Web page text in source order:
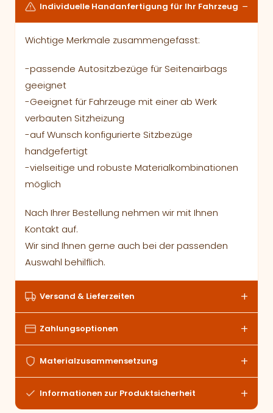
Individuelle Handanfertigung für Ihr Fahrzeug
Wichtige Merkmale zusammengefasst:
-passende Autositzbezüge für Seitenairbags
geeignet
-Geeignet für Fahrzeuge mit einer ab Werk
verbauten Sitzheizung
-auf Wunsch konfigurierte Sitzbezüge
handgefertigt
-vielseitige und robuste Materialkombinationen
möglich
Nach Ihrer Bestellung nehmen wir mit Ihnen
Kontakt auf.
Wir sind Ihnen gerne auch bei der passenden
Auswahl behilflich.
Versand & Lieferzeiten
Zahlungsoptionen
Materialzusammensetzung
Informationen zur Produktsicherheit